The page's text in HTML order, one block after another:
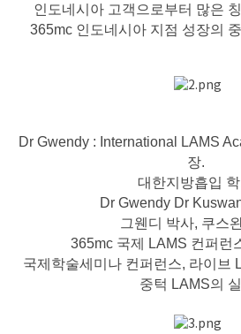
인도네시아 고객으로부터 많은
365mc 인도네시아 지점 성장의
Dr Gwendy : International LAMS
장.
대한지방흡입 학
Dr Gwendy Dr
그웬디 박사, 쿠스
365mc 국제 LAMS 컨퍼런
국제학술세미나 컨퍼런스, 라이브
중턱 LAMS의 실